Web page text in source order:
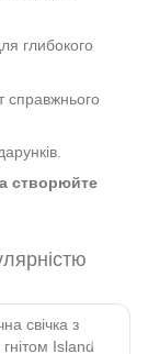
глибокого
справжнього
створюйте